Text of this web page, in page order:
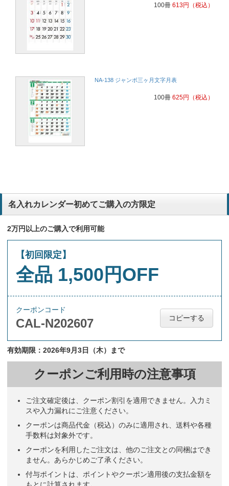
100冊 613円 （税込）
NA-138 ジャンボ三ヶ月文字月表
100冊 625円 （税込）
名入れカレンダー初めてご購入の方限定
2万円以上のご購入で利用可能
【初回限定】
全品 1,500円OFF
クーポンコード
CAL-N202607 コピーする
有効期限：2026年9月3日（木）まで
クーポンご利用時の注意事項
ご注文確定後は、クーポン割引を適用できません。入力ミ
スや入力漏れにご注意ください。
クーポンは商品代金（税込）のみに適用され、送料や各種
手数料は対象外です。
クーポンを利用したご注文は、他のご注文との同梱はでき
ません。あらかじめご了承ください。
付与ポイントは、ポイントやクーポン適用後の支払金額を